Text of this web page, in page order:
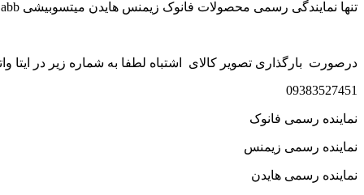
تنها نمایندگی رسمی محصولات فانوک زیمنس هایدن میتسوبیشی abb در ایران
درصورت بارگذاری تصویر کالای اشتباه لطفا به شماره زیر در ایتا
09383527451
نماینده رسمی فانوک
نماینده رسمی زیمنس
نماینده رسمی هایدن